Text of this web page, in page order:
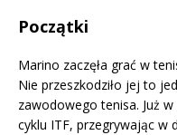
Początki
Marino zaczęła grać w
Nie przeszkodziło jej to
zawodowego tenisa. Już
cyklu ITF, przegrywając w